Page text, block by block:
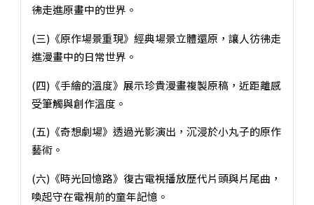
彿走進原畫中的世界。
(三)《原作場景重現》經典場景立體還原，讓人彷彿走
進漫畫中的日常世界。
(四)《手繪的溫度》展示珍貴漫畫複製原稿，近距離感
受筆觸與創作溫度。
(五)《奇想劇場》透過光影演出，沉浸於小丸子的原作
藝術。
(六)《時光回憶路》復古電視播放歷代片頭與片尾曲，
喚起守在電視前的童年記憶。